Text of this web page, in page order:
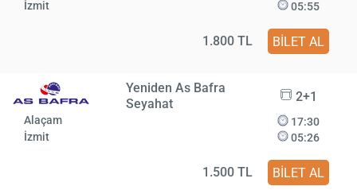
İzmit
05:55
1.800 TL BİLET AL
Yeniden As Bafra
Seyahat
2+1
Alaçam
İzmit
17:30
05:26
1.500 TL BİLET AL